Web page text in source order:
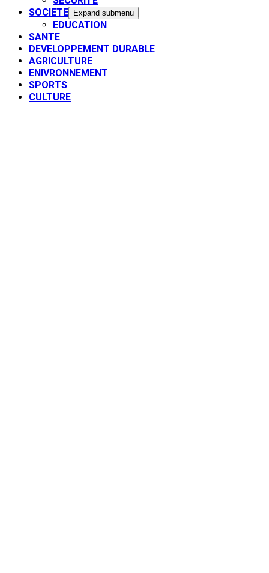
SOCIETE
Expand submenu
EDUCATION
SANTE
DEVELOPPEMENT DURABLE
AGRICULTURE
ENIVRONNEMENT
SPORTS
CULTURE